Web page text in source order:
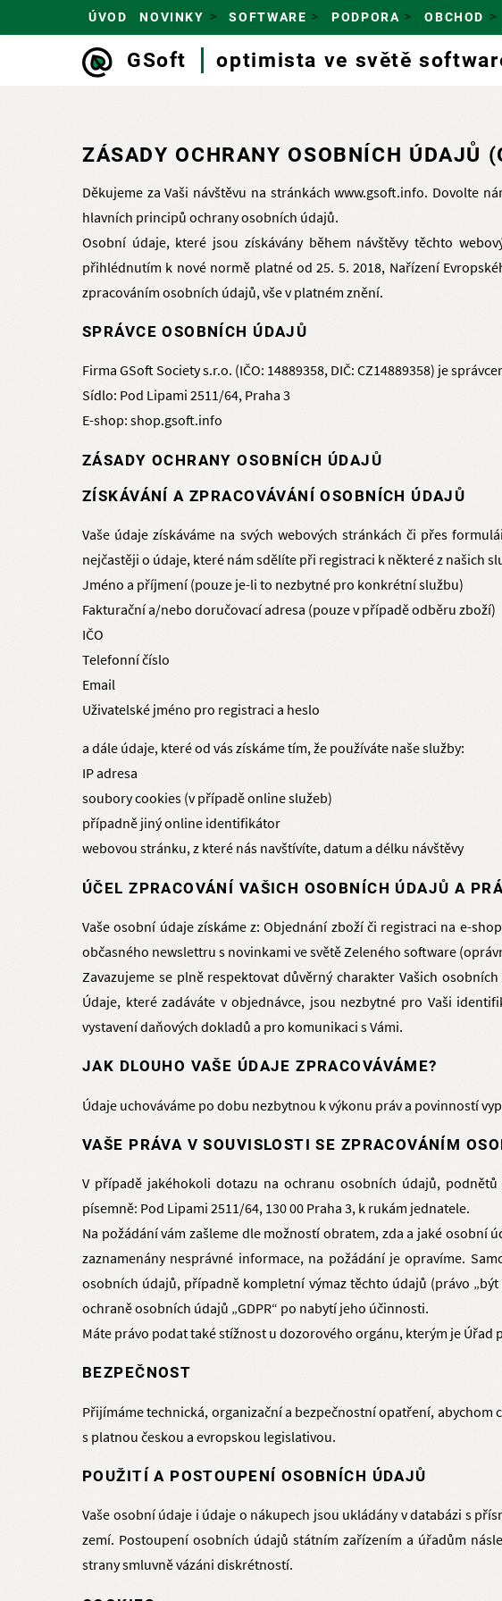
ÚVOD NOVINKY SOFTWARE PODPORA OBCHOD
GSoft optimista ve světě
ZÁSADY OCHRANY OSOBNÍCH ÚDAJŮ
Děkujeme za Vaši návštěvu na stránkách www.gsoft.info. Dovolte
hlavních principů ochrany osobních údajů.
Osobní údaje, které jsou získávány během návštěvy těchto
přihlédnutím k nové normě platné od 25. 5. 2018, Nařízení
zpracováním osobních údajů, vše v platném znění.
SPRÁVCE OSOBNÍCH ÚDAJŮ
Firma GSoft Society s.r.o. (IČO: 14889358, DIČ: CZ14889358) je
Sídlo: Pod Lipami 2511/64, Praha 3
E-shop: shop.gsoft.info
ZÁSADY OCHRANY OSOBNÍCH ÚDAJŮ
ZÍSKÁVÁNÍ A ZPRACOVÁVÁNÍ OSOBNÍCH ÚDAJŮ
Vaše údaje získáváme na svých webových stránkách či přes
nejčastěji o údaje, které nám sdělíte při registraci k některé z našich
Jméno a příjmení (pouze je-li to nezbytné pro konkrétní službu)
Fakturační a/nebo doručovací adresa (pouze v případě odběru zboží)
IČO
Telefonní číslo
Email
Uživatelské jméno pro registraci a heslo
a dále údaje, které od vás získáme tím, že používáte naše služby:
IP adresa
soubory cookies (v případě online služeb)
případně jiný online identifikátor
webovou stránku, z které nás navštívíte, datum a délku návštěvy
ÚČEL ZPRACOVÁNÍ VAŠICH OSOBNÍCH ÚDAJŮ A
Vaše osobní údaje získáme z: Objednání zboží či registraci na e-
občasného newslettru s novinkami ve světě Zeleného software
Zavazujeme se plně respektovat důvěrný charakter Vašich
Údaje, které zadáváte v objednávce, jsou nezbytné pro Vaši
vystavení daňových dokladů a pro komunikaci s Vámi.
JAK DLOUHO VAŠE ÚDAJE ZPRACOVÁVÁME?
Údaje uchováváme po dobu nezbytnou k výkonu práv a povinností
VAŠE PRÁVA V SOUVISLOSTI SE ZPRACOVÁNÍM
V případě jakéhokoli dotazu na ochranu osobních údajů,
písemně: Pod Lipami 2511/64, 130 00 Praha 3, k rukám jednatele.
Na požádání vám zašleme dle možností obratem, zda a jaké osobní
zaznamenány nesprávné informace, na požádání je opravíme.
osobních údajů, případně kompletní výmaz těchto údajů (právo
ochraně osobních údajů „GDPR“ po nabytí jeho účinnosti.
Máte právo podat také stížnost u dozorového orgánu, kterým je
BEZPEČNOST
Přijímáme technická, organizační a bezpečnostní opatření,
s platnou českou a evropskou legislativou.
POUŽITÍ A POSTOUPENÍ OSOBNÍCH ÚDAJŮ
Vaše osobní údaje i údaje o nákupech jsou ukládány v databázi s
zemí. Postoupení osobních údajů státním zařízením a úřadům
strany smluvně vázáni diskrétností.